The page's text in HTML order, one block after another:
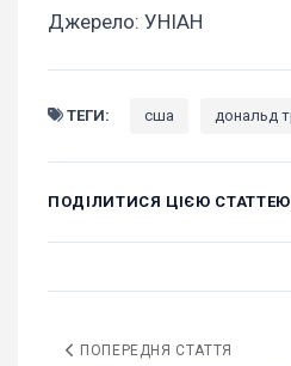
Джерело: УНІАН
ТЕГИ: сша дональд
ПОДІЛИТИСЯ ЦІЄЮ
ПОПЕРЕДНЯ СТАТТЯ